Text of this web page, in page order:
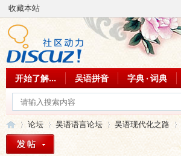
收藏本站
开始了解... 吴语拼音 字典 · 词典
论坛 吴语语言论坛 吴语现代化之路